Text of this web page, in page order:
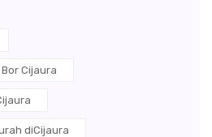
Cijaura
diCijaura